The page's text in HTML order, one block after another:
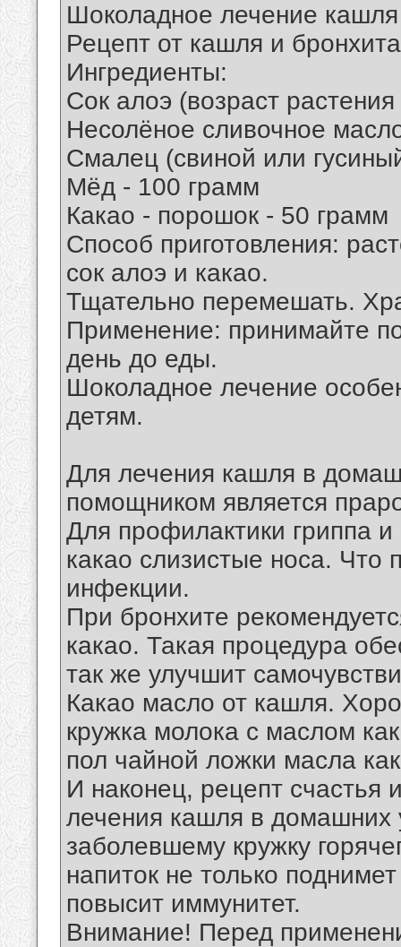
Шоколадное лечение
Рецепт от кашля и бронхита
Ингредиенты:
Сок алоэ (возраст
Несолёное сливочное
Смалец (свиной или
Мёд - 100 грамм
Какао - порошок - 50 грамм
Способ приготовления:
сок алоэ и какао.
Тщательно перемешать.
Применение: принимайте
день до еды.
Шоколадное лечение
детям.
Для лечения кашля в
помощником является
Для профилактики гриппа
какао слизистые носа.
инфекции.
При бронхите
какао. Такая процедура
так же улучшит
Какао масло от кашля.
кружка молока с маслом
пол чайной ложки масла
И наконец, рецепт счастья
лечения кашля в домашних
заболевшему кружку
напиток не только
повысит иммунитет.
Внимание! Перед